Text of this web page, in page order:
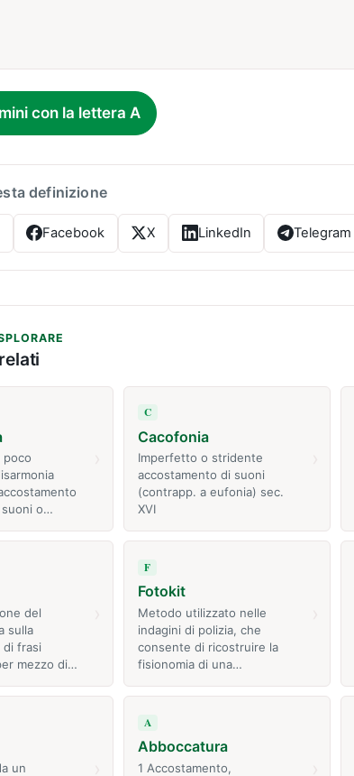
con la lettera A
definizione
Facebook X LinkedIn Telegram
poco
o…
C
Cacofonia
Imperfetto o stridente
accostamento di suoni
(contrapp. a eufonia) sec.
XVI
del
sulla
di frasi
mezzo di…
F
Fotokit
Metodo utilizzato nelle
indagini di polizia, che
consente di ricostruire la
fisionomia di una…
un
A
Abboccatura
1 Accostamento,